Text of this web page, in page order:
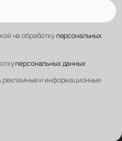
на обработку персональных
персональных данных
рекламные и информационные